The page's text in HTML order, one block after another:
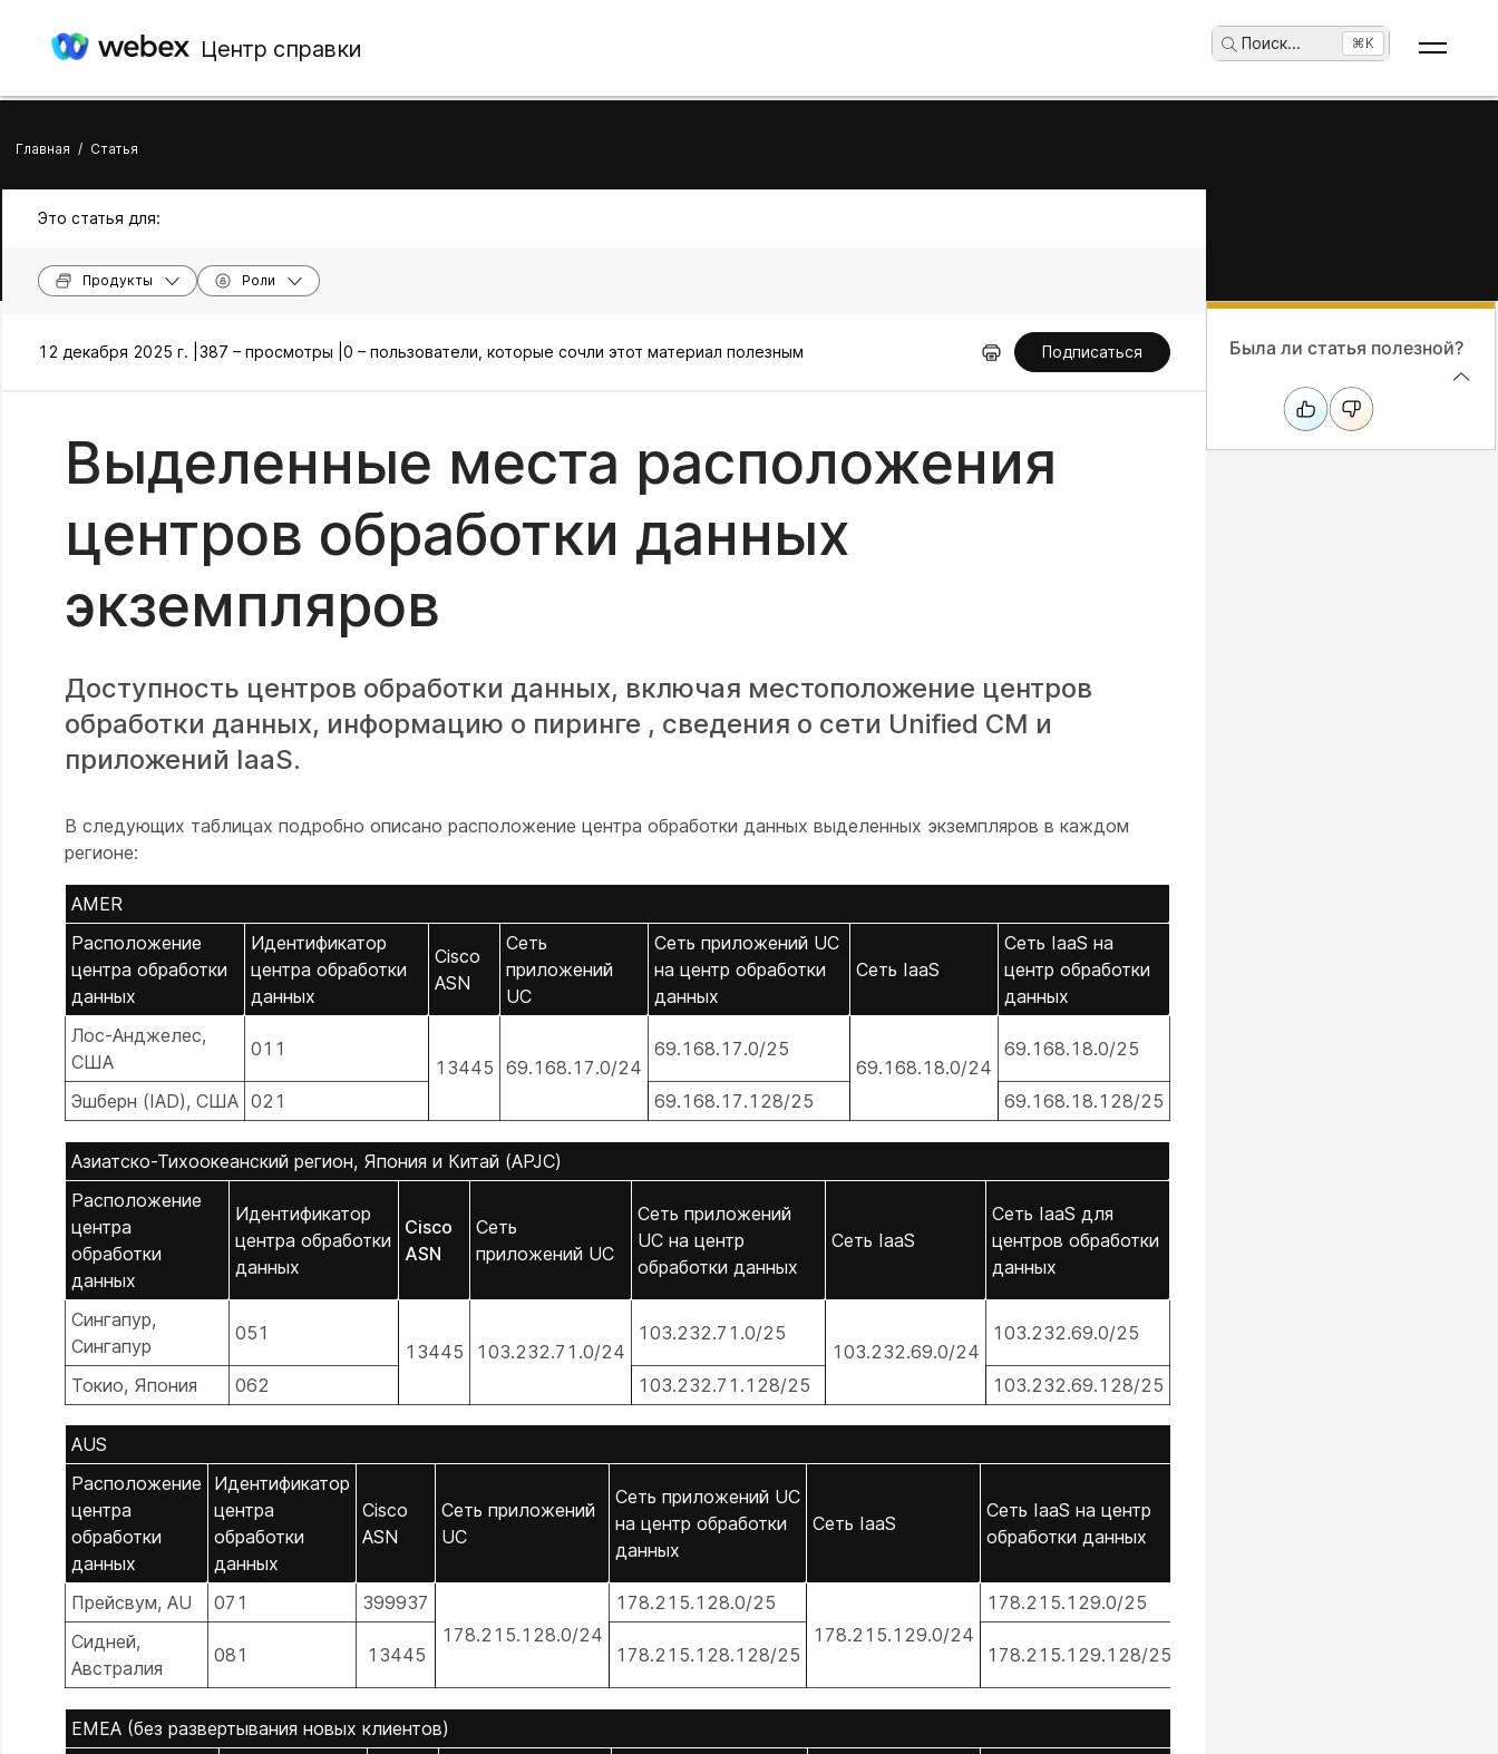
Центр справки Поиск... ⌘K
Главная / Статья
Это статья для:
Продукты Роли
12 декабря 2025 г. | 387 – просмотры | 0 – пользователи, которые сочли этот материал полезным Подписаться
Выделенные места расположения
центров обработки данных
экземпляров
Доступность центров обработки данных, включая местоположение центров
обработки данных, информацию о пиринге , сведения о сети Unified CM и
приложений IaaS.
В следующих таблицах подробно описано расположение центра обработки данных выделенных экземпляров в каждом
регионе:
AMER
Расположение
центра обработки
данных
Идентификатор
центра обработки
данных
Cisco
ASN
Сеть
приложений
UC
Сеть приложений UC
на центр обработки
данных
Сеть IaaS
Сеть IaaS на
центр обработки
данных
Лос-Анджелес,
США
011
13445 69.168.17.0/24
69.168.17.0/25
69.168.18.0/24
69.168.18.0/25
Эшберн (IAD), США 021 69.168.17.128/25 69.168.18.128/25
Азиатско-Тихоокеанский регион, Япония и Китай (APJC)
Расположение
центра
обработки
данных
Идентификатор
центра обработки
данных
Cisco
ASN
Сеть
приложений UC
Сеть приложений
UC на центр
обработки данных
Сеть IaaS
Сеть IaaS для
центров обработки
данных
Сингапур,
Сингапур
051
13445
103.232.71.0/24
103.232.71.0/25
103.232.69.0/24
103.232.69.0/25
Токио, Япония 062 103.232.71.128/25 103.232.69.128/25
AUS
Расположение
центра
обработки
данных
Идентификатор
центра
обработки
данных
Cisco
ASN
Сеть приложений
UC
Сеть приложений UC
на центр обработки
данных
Сеть IaaS
Сеть IaaS на центр
обработки данных
Прейсвум, AU 071
399937
178.215.128.0/24
178.215.128.0/25
178.215.129.0/24
178.215.129.0/25
Сидней,
Австралия
081 13445 178.215.128.128/25 178.215.129.128/25
EMEA (без развертывания новых клиентов)
Была ли статья полезной?